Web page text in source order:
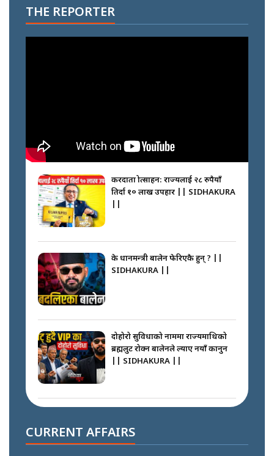
THE REPORTER
करदाता प्रोत्साहन: राज्यलाई २८ रुपैयाँ
तिर्दा १० लाख उपहार || SIDHAKURA
के प्रधानमन्त्री बालेन फेरिएकै हुन् ? ||
SIDHAKURA ||
दोहोरो सुविधाको नाममा राज्यमाथिको
ब्रह्मलुट रोक्न बालेनले ल्याए नयाँ कानुन
|| SIDHAKURA ||
आरोहीहरू | Record-breaking
climbers who set foot with
CURRENT AFFAIRS